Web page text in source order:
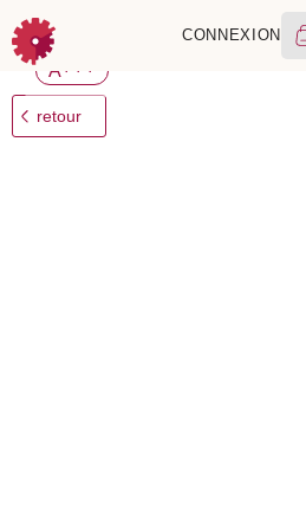
CONNEXION
Tag Heuer Formula 1 Gulf
A+++
retour